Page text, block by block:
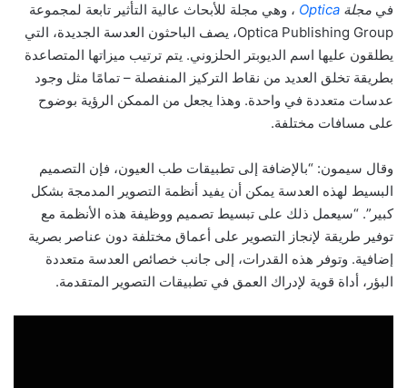
في مجلة Optica ، وهي مجلة للأبحاث عالية التأثير تابعة لمجموعة
Optica Publishing Group، يصف الباحثون العدسة الجديدة، التي
يطلقون عليها اسم الديوبتر الحلزوني. يتم ترتيب ميزاتها المتصاعدة
بطريقة تخلق العديد من نقاط التركيز المنفصلة – تمامًا مثل وجود
عدسات متعددة في واحدة. وهذا يجعل من الممكن الرؤية بوضوح
على مسافات مختلفة.
وقال سيمون: “بالإضافة إلى تطبيقات طب العيون، فإن التصميم
البسيط لهذه العدسة يمكن أن يفيد أنظمة التصوير المدمجة بشكل
كبير”. “سيعمل ذلك على تبسيط تصميم ووظيفة هذه الأنظمة مع
توفير طريقة لإنجاز التصوير على أعماق مختلفة دون عناصر بصرية
إضافية. وتوفر هذه القدرات، إلى جانب خصائص العدسة متعددة
البؤر، أداة قوية لإدراك العمق في تطبيقات التصوير المتقدمة.